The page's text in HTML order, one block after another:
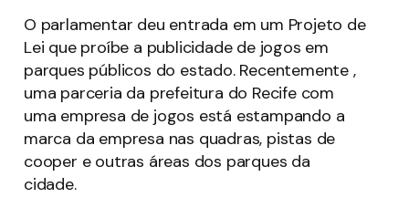
O parlamentar deu entrada em um Projeto de
Lei que proíbe a publicidade de jogos em
parques públicos do estado. Recentemente ,
uma parceria da prefeitura do Recife com
uma empresa de jogos está estampando a
marca da empresa nas quadras, pistas de
cooper e outras áreas dos parques da
cidade.